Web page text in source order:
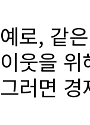
예로, 같
이웃을
그러면